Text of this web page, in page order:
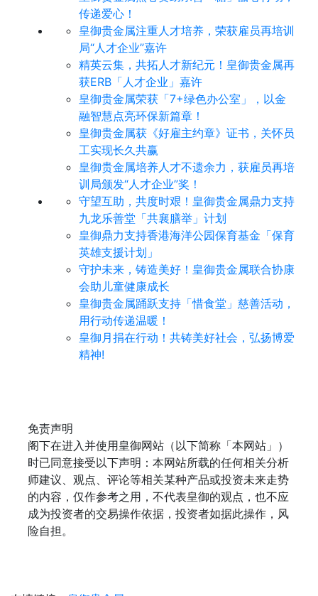
传递爱心！
皇御贵金属注重人才培养，荣获雇员再培训
局“人才企业”嘉许
精英云集，共拓人才新纪元！皇御贵金属再
获ERB「人才企业」嘉许
皇御贵金属荣获「7+绿色办公室」，以金
融智慧点亮环保新篇章！
皇御贵金属获《好雇主约章》证书，关怀员
工实现长久共赢
皇御贵金属培养人才不遗余力，获雇员再培
训局颁发“人才企业”奖！
守望互助，共度时艰！皇御贵金属鼎力支持
九龙乐善堂「共襄膳举」计划
皇御鼎力支持香港海洋公园保育基金「保育
英雄支援计划」
守护未来，铸造美好！皇御贵金属联合协康
会助儿童健康成长
皇御贵金属踊跃支持「惜食堂」慈善活动，
用行动传递温暖！
皇御月捐在行动！共铸美好社会，弘扬博爱
精神!
免责声明
阁下在进入并使用皇御网站（以下简称「本网站」）
时已同意接受以下声明：本网站所载的任何相关分析
师建议、观点、评论等相关某种产品或投资未来走势
的内容，仅作参考之用，不代表皇御的观点，也不应
成为投资者的交易操作依据，投资者如据此操作，风
险自担。